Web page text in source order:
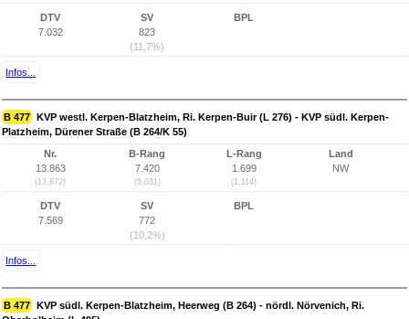
DTV
7.032
SV
823
(11,7%)
BPL
Infos...
B 477 KVP westl. Kerpen-Blatzheim, Ri. Kerpen-Buir (L 276) - KVP südl. Kerpen-
Platzheim, Dürener Straße (B 264/K 55)
Nr.
13.863
(13.872)
B-Rang
7.420
(5.031)
L-Rang
1.699
(1.114)
Land
NW
DTV
7.569
SV
772
(10,2%)
BPL
Infos...
B 477 KVP südl. Kerpen-Blatzheim, Heerweg (B 264) - nördl. Nörvenich, Ri.